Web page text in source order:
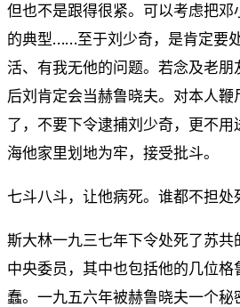
但也不是跟得很紧。可以考虑把
的典型……至于刘少奇，是肯定要
活、有我无他的问题。若念及老
后刘肯定会当赫鲁晓夫。对本人
了，不要下令逮捕刘少奇，更不
海他家里划地为牢，接受批斗。
七斗八斗，让他病死。谁都不担处
斯大林一九三七年下令处死了苏共
中央委员，其中也包括他的几位
蠢。一九五六年被赫鲁晓夫一个